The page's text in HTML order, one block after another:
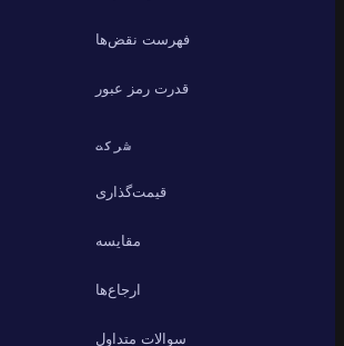
فهرست نقض‌ها
قدرت رمز عبور
شرکت
قیمت‌گذاری
مقایسه
ارجاع‌ها
سوالات متداول